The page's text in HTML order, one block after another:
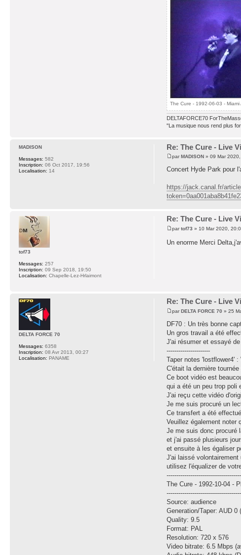
The Cure - 1992-06-03 -
DELTAFORCE70
"La musique nous rend plus
Re: The Cure - Live
par MADISON » 09 Mar
Concert Hyde Park pour
https://jack.canal.fr/
MADISON
Messages: 582
Inscription: 06 Oct 2017, 19:56
Localisation: 14
Re: The Cure - Live
partof73 » 10 Mar 2020,
Un enorme Merci
tof73
Messages: 257
Inscription: 09 Sep 2018, 19:50
Localisation: Chapelle-Lez-Hrlaimont
Re: The Cure - Live
parDELTA FORCE 70 » 25
DF70 : Un très bonne
Un gros travail a été
J'ai résumer et essayé
----------------------
Taper notes 'lostflower4'
C'était la dernière
Ce boot vidéo est
qui a été un peu trop poli
J'ai reçu cette vidéo
Je me suis procuré un
Ce transfert a été
Veuillez également noter
Je me suis donc procuré
et j'ai passé plusieurs
et ensuite à les égaliser
J'ai laissé volontairement
utilisez l'équalizer de
The Cure - 1992-10-04 -
Source: audience
Generation/Taper: AUD
Quality: 9.5
Format: PAL
Resolution: 720 x 576
Video bitrate: 6.5 Mbps
DELTA FORCE 70
Messages: 6358
Inscription: 08 Avr 2013, 00:27
Localisation: PANAME